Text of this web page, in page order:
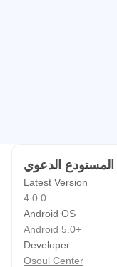
Latest Version
4.0.0
Android OS
Android 5.0+
Developer
Osoul Center